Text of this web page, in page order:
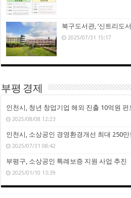
북구도서관, ‘신트리도
2025/07/31 15:17
부평 경제
인천시, 청년 창업기업 해외 진출 10억원 펀
2025/08/08 12:23
인천시, 소상공인 경영환경개선 최대 250만
2025/07/31 08:42
부평구, 소상공인 특례보증 지원 사업 추진
2025/01/10 13:39